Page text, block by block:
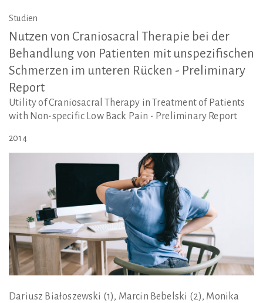
Studien
Nutzen von Craniosacral Therapie bei der
Behandlung von Patienten mit unspezifischen
Schmerzen im unteren Rücken - Preliminary
Report
Utility of Craniosacral Therapy in Treatment of Patients
with Non-specific Low Back Pain - Preliminary Report
2014
Dariusz Białoszewski (1), Marcin Bebelski (2), Monika